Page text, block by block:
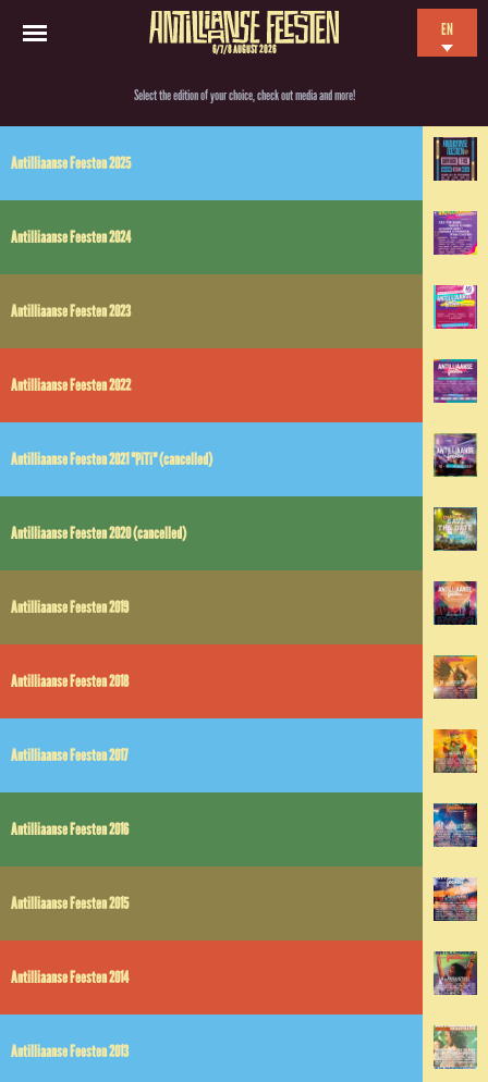
6/7/8 AUGUST 2026
EN
FR
Select the edition of your choice, check out media and more!
Antilliaanse Feesten 2025
Antilliaanse Feesten 2024
Antilliaanse Feesten 2023
Antilliaanse Feesten 2022
Antilliaanse Feesten 2021 "PiTi" (cancelled)
Antilliaanse Feesten 2020 (cancelled)
Antilliaanse Feesten 2019
Antilliaanse Feesten 2018
Antilliaanse Feesten 2017
Antilliaanse Feesten 2016
Antilliaanse Feesten 2015
Antilliaanse Feesten 2014
Antilliaanse Feesten 2013